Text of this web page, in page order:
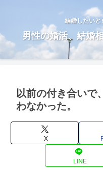
結婚したいと
男性の婚活、結婚
以前の付き合いで
わなかった。
X
LINE